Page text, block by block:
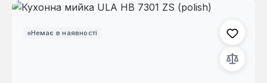
Немає в наявності
Пропустити галерею зображень